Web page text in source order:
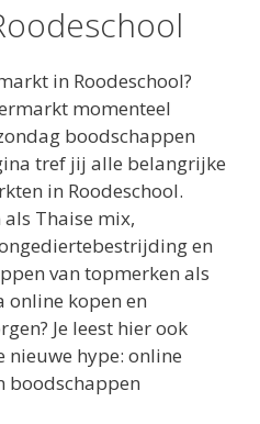
in Roodeschool?
momenteel
boodschappen
tref jij alle belangrijke
in Roodeschool.
Thaise mix,
en
van topmerken als
online kopen en
Je leest hier ook
nieuwe hype: online
boodschappen